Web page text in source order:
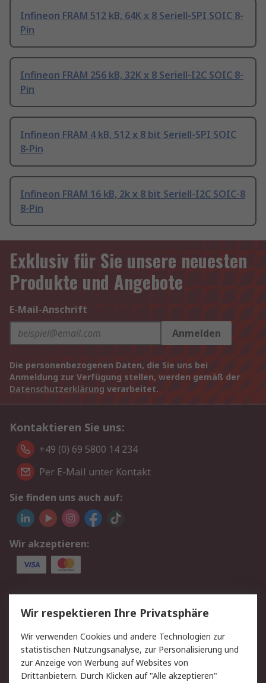
Infineon FRAM 512 kB, 64K x 8 Seriell-SPI SOIC 8-
Pin
Infineon FRAM 256 kB, 32K x 8 Seriell-I2C SOIC 8-
Pin
Infineon FRAM 4 kB, 512 x 8 bit Seriell-SPI SOIC
8-Pin
Infineon FRAM 16 kB, 2k x 8 bit Seriell-I2C SOIC-8
8-Pin
Exklusiv für Sie unsere neuesten
Produkte und Angebote
E-Mail-Anschrift
Anmelden
Die personenbezogenen Daten, die Sie uns bei
Anmeldung zur Verfügung stellen, werden gemäß der
Datenschutzerklärung verarbeitet.
Kontaktieren Sie uns:
+49 (0) 69 5800 14 234
Per E-Mail unter Kontakt
Sie finden uns auch auf:
Wir akzeptieren:
Service
Value Added Services
Lieferlösungen
Rücksendungen
Kontakt
Hilfe
Privatkunden
Wir respektieren Ihre Privatsphäre
Wir verwenden Cookies und andere Technologien zur
statistischen Nutzungsanalyse, zur Personalisierung und
zur Anzeige von Werbung auf Websites von
Drittanbietern. Durch Klicken auf "Alle akzeptieren"